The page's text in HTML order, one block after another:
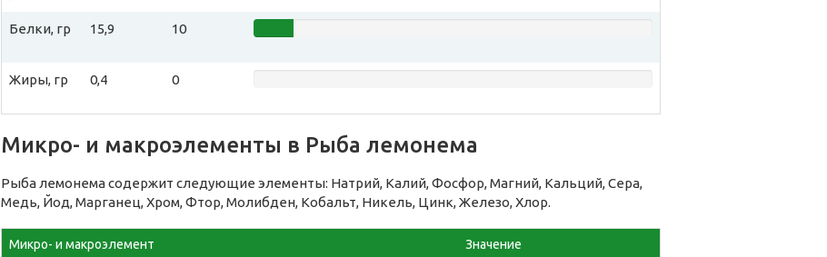
Белки, гр 15,9 10
Жиры, гр 0,4 0
Микро- и макроэлементы в Рыба лемонема
Рыба лемонема содержит следующие элементы: Натрий, Калий, Фосфор, Магний, Кальций, Сера,
Медь, Йод, Марганец, Хром, Фтор, Молибден, Кобальт, Никель, Цинк, Железо, Хлор.
Микро- и макроэлемент Значение